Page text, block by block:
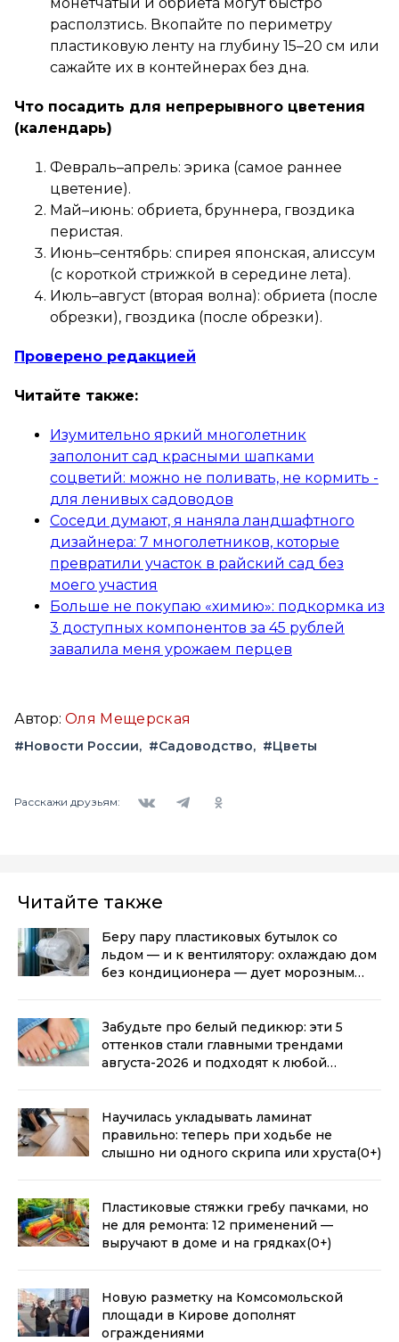
расползтись. Вкопайте по периметру
пластиковую ленту на глубину 15–20 см или
сажайте их в контейнерах без дна.
Что посадить для непрерывного цветения
(календарь)
Февраль–апрель: эрика (самое раннее
цветение).
Май–июнь: обриета, бруннера, гвоздика
перистая.
Июнь–сентябрь: спирея японская, алиссум
(с короткой стрижкой в середине лета).
Июль–август (вторая волна): обриета (после
обрезки), гвоздика (после обрезки).
Проверено редакцией
Читайте также:
Изумительно яркий многолетник
заполонит сад красными шапками
соцветий: можно не поливать, не кормить -
для ленивых садоводов
Соседи думают, я наняла ландшафтного
дизайнера: 7 многолетников, которые
превратили участок в райский сад без
моего участия
Больше не покупаю «химию»: подкормка из
3 доступных компонентов за 45 рублей
завалила меня урожаем перцев
Автор: Оля Мещерская
#Новости России #Садоводство #Цветы
Расскажи друзьям:
Читайте также
Беру пару пластиковых бутылок со
льдом — и к вентилятору: охлаждаю дом
без кондиционера — дует морозным
Забудьте про белый педикюр: эти 5
оттенков стали главными трендами
августа-2026 и подходят к любой
Научилась укладывать ламинат
правильно: теперь при ходьбе не
слышно ни одного скрипа или хруста(0+)
Пластиковые стяжки гребу пачками, но
не для ремонта: 12 применений —
выручают в доме и на грядках(0+)
Новую разметку на Комсомольской
площади в Кирове дополнят
ограждениями